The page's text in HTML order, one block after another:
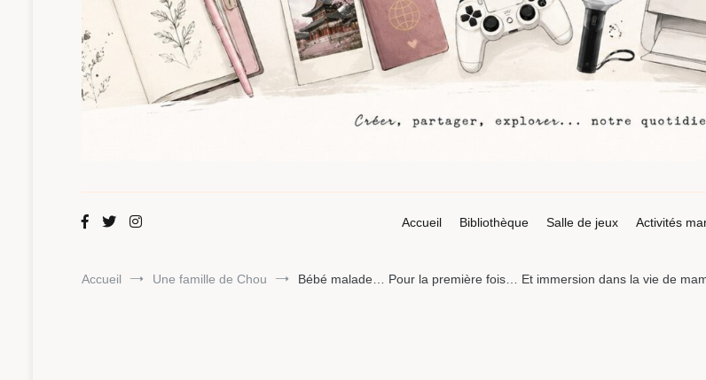
Maman Chou
Accueil
Bibliothèque Salle de jeux Activités
Accueil Une famille de Chou Bébé malade… Pour la première fois… Et immersion dans la vie de